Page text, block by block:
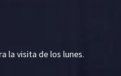
la visita de los lunes.